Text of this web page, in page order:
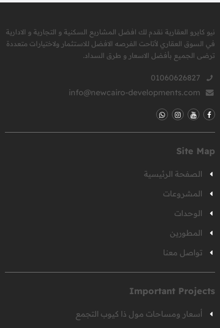
نيو كايرو العقارية نقدم لك افضل المشاريع السكنية و التجارية و الادارية
في السوق العقاري لأتاحت الفرصه الافضل للاستثمار ولاختيارات متعددة
ترضى الجميع بأفضل الاسعار و طرق السداد.
01060626827
info@newcairo-developments.com
Site Map
الصفحة الرئيسية
المشروعات
الوحدات
المطورين
تواصل معنا
Important Projects
أسعار ومساحات مول ذا كيوب التجمع